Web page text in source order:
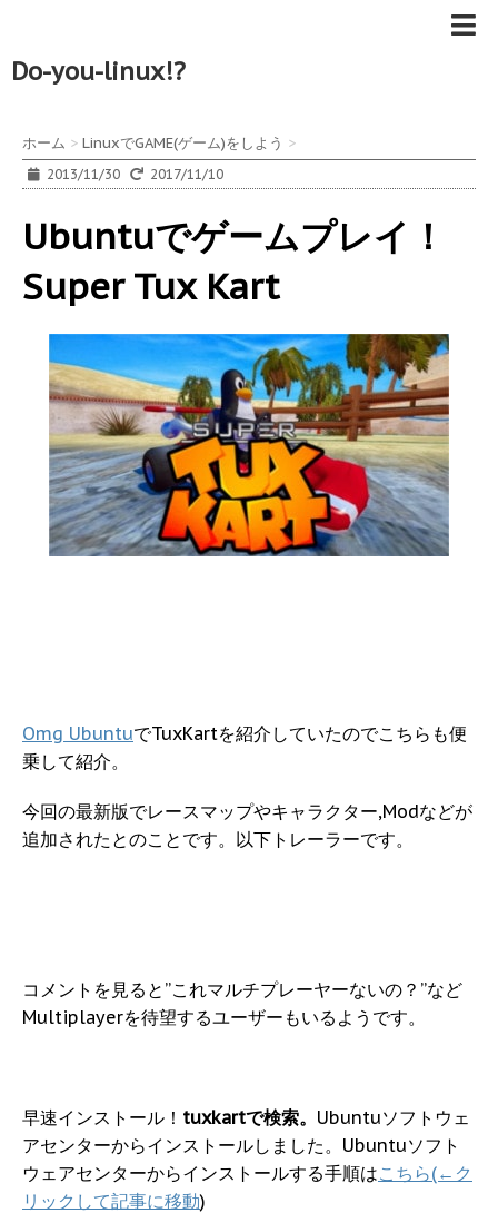
Do-you-linux!?
ホーム > LinuxでGAME(ゲーム)をしよう >
2013/11/30 2017/11/10
Ubuntuでゲームプレイ！
Super Tux Kart
Omg UbuntuでTuxKartを紹介していたのでこちらも便
乗して紹介。
今回の最新版でレースマップやキャラクター,Modなどが
追加されたとのことです。以下トレーラーです。
コメントを見ると”これマルチプレーヤーないの？”など
Multiplayerを待望するユーザーもいるようです。
早速インストール！ tuxkartで検索。 Ubuntuソフトウェ
アセンターからインストールしました。Ubuntuソフト
ウェアセンターからインストールする手順はこちら(←ク
リックして記事に移動)